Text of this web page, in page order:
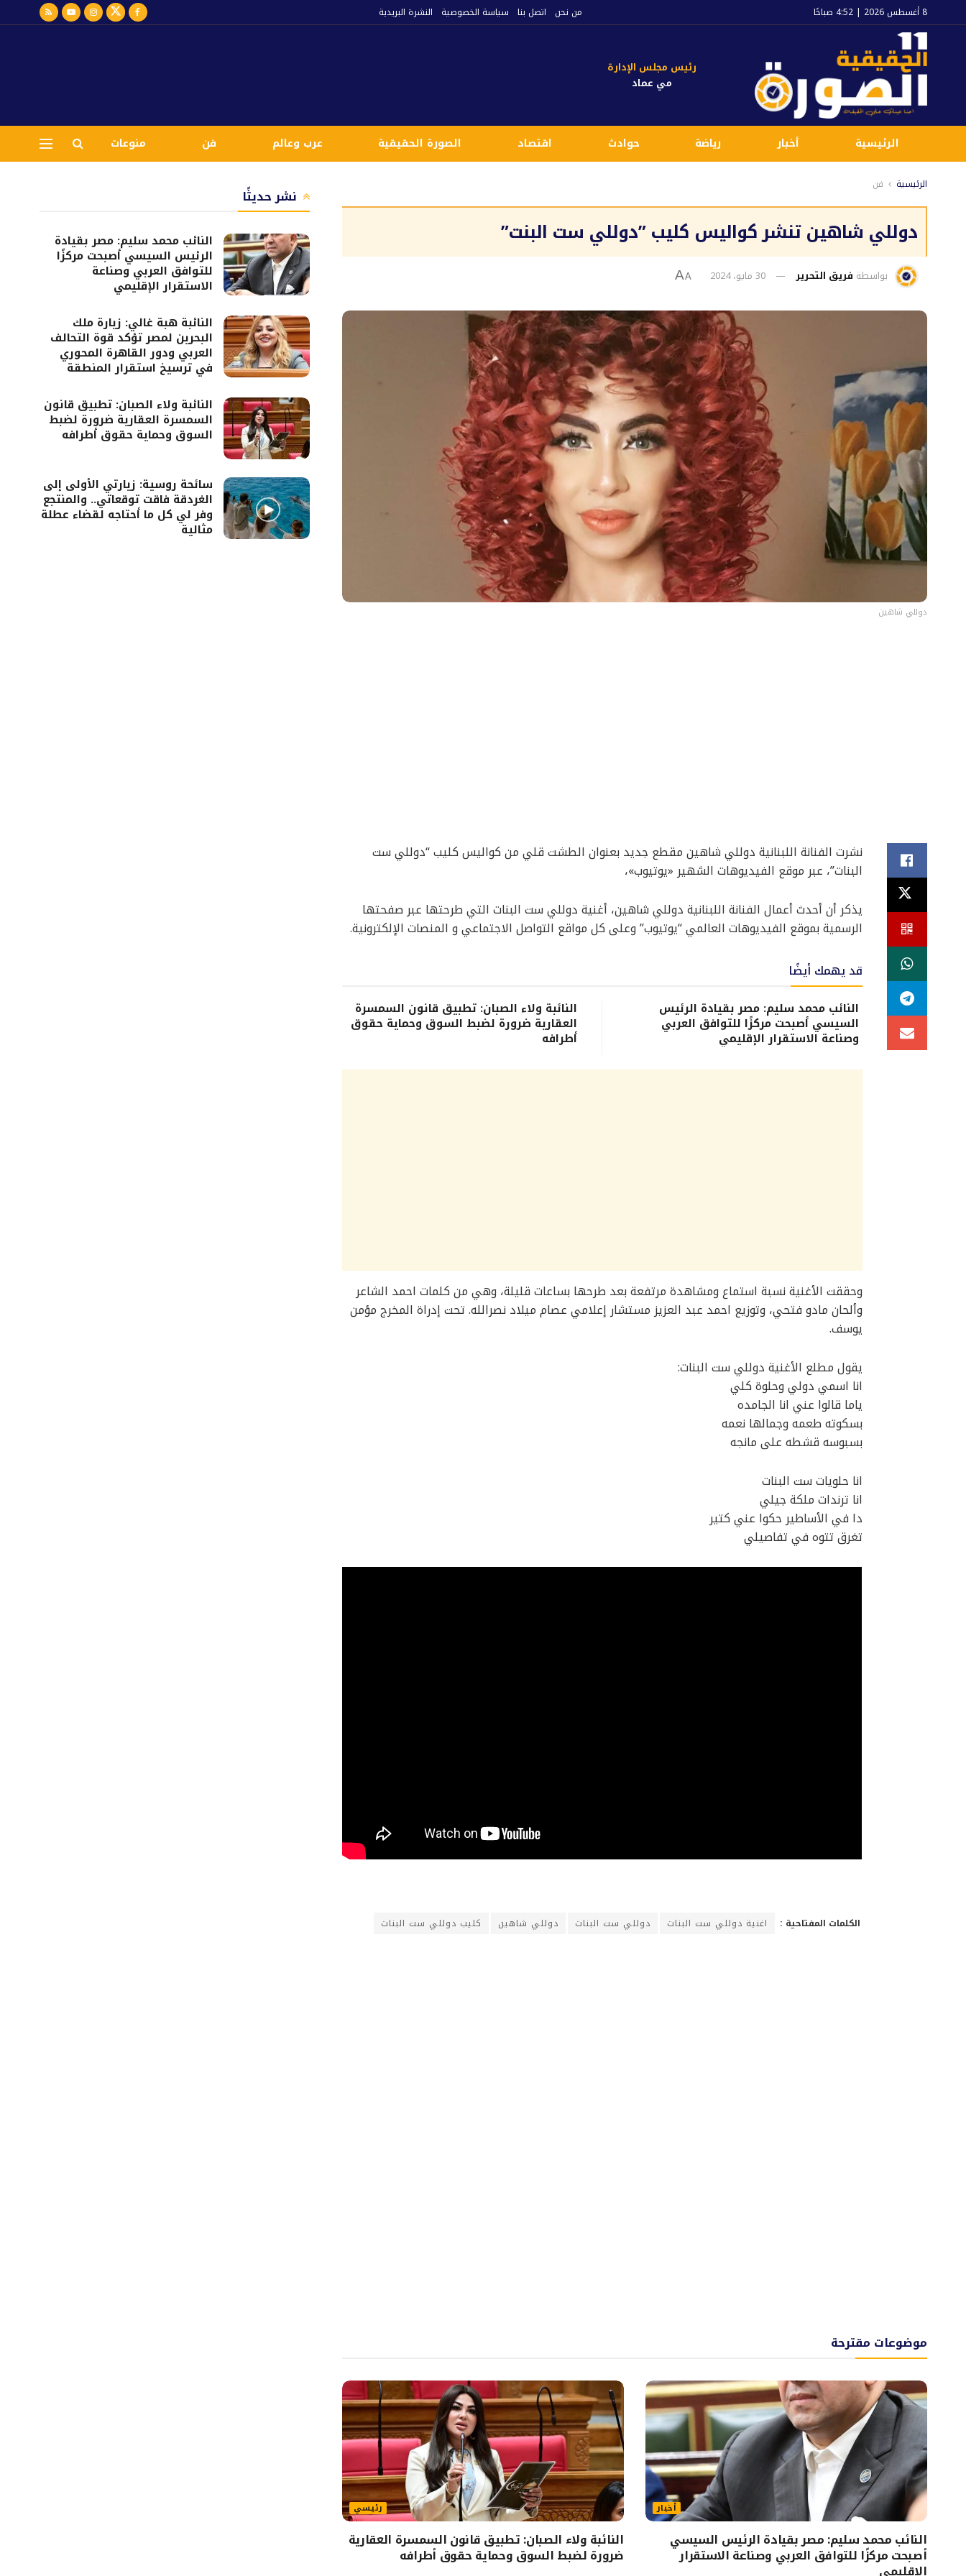
8 أغسطس 2026 | 4:52 صباحًا من نحن اتصل بنا سياسة الخصوصية النشرة البريدية
رئيس مجلس الإدارة
مي عماد
الرئيسية أخبار رياضة حوادث اقتصاد الصورة الحقيقية عرب وعالم فن منوعات
الرئيسية فن
دوللي شاهين تنشر كواليس كليب ”دوللي ست البنت”
بواسطة فريق التحرير 30 مايو، 2024 A
A
دوللي شاهين
نشرت الفنانة اللبنانية دوللي شاهين مقطع جديد بعنوان الطشت قلي من كواليس كليب “دوللي ست
البنات”، عبر موقع الفيديوهات الشهير «يوتيوب»،
يذكر أن أحدث أعمال الفنانة اللبنانية دوللي شاهين، أغنية دوللي ست البنات التي طرحتها عبر صفحتها
الرسمية بموقع الفيديوهات العالمي “يوتيوب” وعلى كل مواقع التواصل الاجتماعي و المنصات الإلكترونية.
قد يهمك أيضًا
النائب محمد سليم: مصر بقيادة الرئيس
السيسي أصبحت مركزًا للتوافق العربي
وصناعة الاستقرار الإقليمي
النائبة ولاء الصبان: تطبيق قانون السمسرة
العقارية ضرورة لضبط السوق وحماية حقوق
أطرافه
وحققت الأغنية نسبة استماع ومشاهدة مرتفعة بعد طرحها بساعات قليلة، وهي من كلمات احمد الشاعر
وألحان مادو فتحي، وتوزيع احمد عبد العزيز مستشار إعلامي عصام ميلاد نصرالله. تحت إدراة المخرج مؤمن
يوسف.
يقول مطلع الأغنية دوللي ست البنات:
انا اسمي دولي وحلوة كلي
ياما قالوا عني انا الجامده
بسكوته طعمه وجمالها نعمه
بسبوسه قشطه على مانجه
انا حلويات ست البنات
انا ترندات ملكة جيلي
دا في الأساطير حكوا عني كتير
تغرق تتوه في تفاصيلي
الكلمات المفتاحية : اغنية دوللي ست البنات دوللي ست البنات دوللي شاهين كليب دوللي ست البنات
موضوعات مقترحة
أخبار
النائب محمد سليم: مصر بقيادة الرئيس السيسي
أصبحت مركزًا للتوافق العربي وصناعة الاستقرار
الإقليمي
رئيسي
النائبة ولاء الصبان: تطبيق قانون السمسرة العقارية
ضرورة لضبط السوق وحماية حقوق أطرافه
نشر حديثًا
النائب محمد سليم: مصر بقيادة
الرئيس السيسي أصبحت مركزًا
للتوافق العربي وصناعة
الاستقرار الإقليمي
النائبة هبة غالي: زيارة ملك
البحرين لمصر تؤكد قوة التحالف
العربي ودور القاهرة المحوري
في ترسيخ استقرار المنطقة
النائبة ولاء الصبان: تطبيق قانون
السمسرة العقارية ضرورة لضبط
السوق وحماية حقوق أطرافه
سائحة روسية: زيارتي الأولى إلى
الغردقة فاقت توقعاتي.. والمنتجع
وفر لي كل ما أحتاجه لقضاء عطلة
مثالية